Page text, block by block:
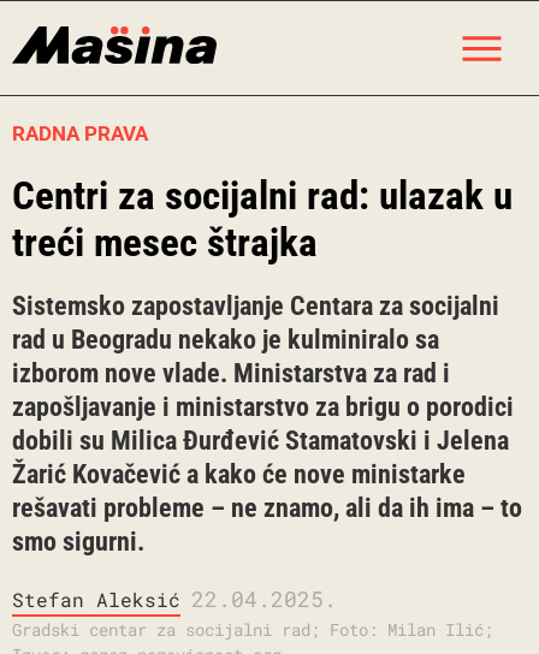
RADNA PRAVA
Centri za socijalni rad: ulazak u
treći mesec štrajka
Sistemsko zapostavljanje Centara za socijalni
rad u Beogradu nekako je kulminiralo sa
izborom nove vlade. Ministarstva za rad i
zapošljavanje i ministarstvo za brigu o porodici
dobili su Milica Đurđević Stamatovski i Jelena
Žarić Kovačević a kako će nove ministarke
rešavati probleme – ne znamo, ali da ih ima – to
smo sigurni.
Stefan Aleksić 22.04.2025.
Gradski centar za socijalni rad; Foto: Milan Ilić;